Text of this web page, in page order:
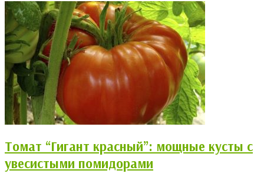
Томат “Гигант красный”: мощные кусты с
увесистыми помидорами